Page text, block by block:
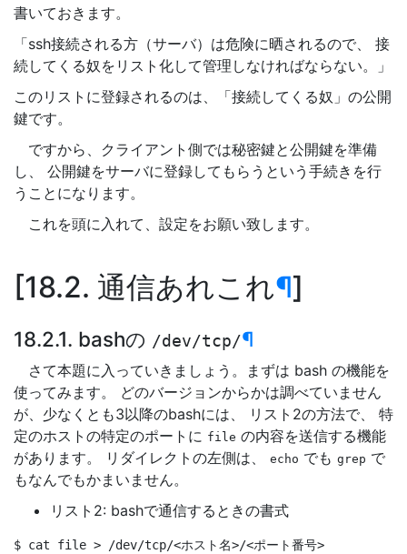
書いておきます。
「ssh接続される方（サーバ）は危険に晒されるので、 接
続してくる奴をリスト化して管理しなければならない。」
このリストに登録されるのは、「接続してくる奴」の公開
鍵です。
ですから、クライアント側では秘密鍵と公開鍵を準備
し、 公開鍵をサーバに登録してもらうという手続きを行
うことになります。
これを頭に入れて、設定をお願い致します。
18.2. 通信あれこれ¶
18.2.1. bashの /dev/tcp/¶
さて本題に入っていきましょう。まずは bash の機能を
使ってみます。 どのバージョンからかは調べていません
が、少なくとも3以降のbashには、 リスト2の方法で、 特
定のホストの特定のポートに file の内容を送信する機能
があります。 リダイレクトの左側は、
echo でも grep で
もなんでもかまいません。
リスト2: bashで通信するときの書式
$ cat file > /dev/tcp/<ホスト名>/<ポート番号>